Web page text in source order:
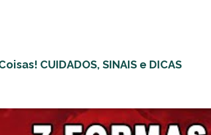
CUIDADOS, SINAIS e DICAS